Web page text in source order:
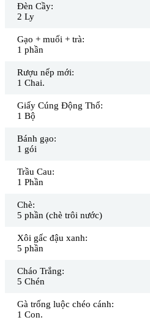
Đèn Cầy:
2 Ly
Gạo + muối + trà:
1 phần
Rượu nếp mới:
1 Chai.
Giấy Cúng Động Thổ:
1 Bộ
Bánh gạo:
1 gói
Trầu Cau:
1 Phần
Chè:
5 phần (chè trôi nước)
Xôi gấc đậu xanh:
5 phần
Cháo Trắng:
5 Chén
Gà trống luộc chéo cánh:
1 Con.